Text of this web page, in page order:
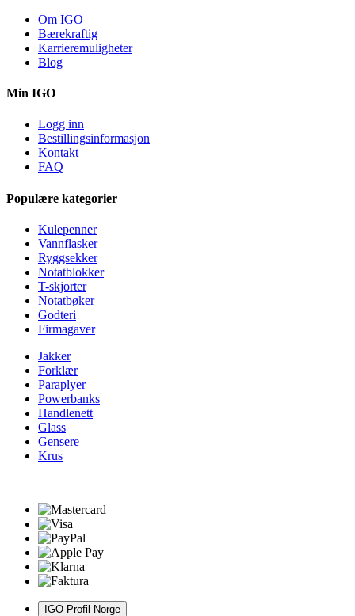
Om IGO
Bærekraftig
Karrieremuligheter
Blog
Min IGO
Logg inn
Bestillingsinformasjon
Kontakt
FAQ
Populære kategorier
Kulepenner
Vannflasker
Ryggsekker
Notatblokker
T-skjorter
Notatbøker
Godteri
Firmagaver
Jakker
Forklær
Paraplyer
Powerbanks
Handlenett
Glass
Gensere
Krus
IGO Profil Norge